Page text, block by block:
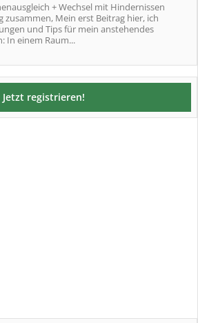
+ Wechsel mit Hindernissen
zusammen, Mein erst Beitrag hier, ich
und Tips für mein anstehendes
In einem Raum...
Jetzt registrieren!